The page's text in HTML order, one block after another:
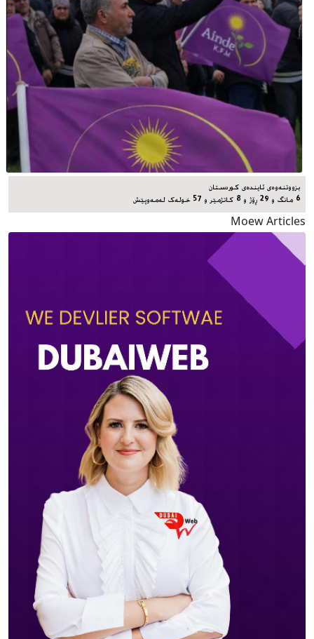
بزووتنەوەی ئایندەی کوردستان
6 مانگ و 29 ڕۆژ و 8 کاتژمێر و 57 خوله‌ک له‌مه‌وپێش‌
Moew Articles